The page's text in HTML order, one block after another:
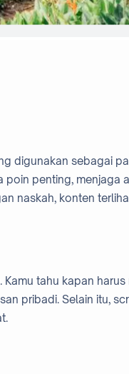
digunakan sebagai
penting, menjaga
naskah, konten
tahu kapan
pribadi. Selain itu,